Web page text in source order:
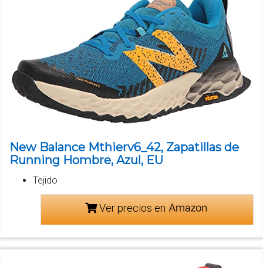
New Balance Mthierv6_42, Zapatillas de
Running Hombre, Azul, EU
Tejido
Ver precios en